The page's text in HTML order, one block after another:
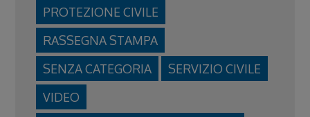
PROTEZIONE CIVILE
RASSEGNA STAMPA
SENZA CATEGORIA
SERVIZIO CIVILE
VIDEO